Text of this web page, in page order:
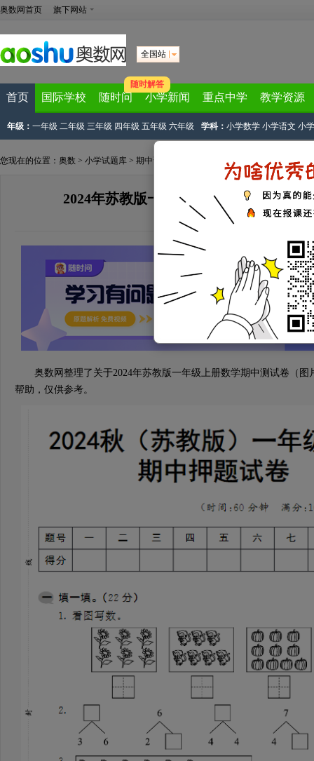
奥数网首页 旗下网站
全国站
首页 国际学校 随时问
随时解答
小学新闻 重点中学 教学资源
年级： 一年级 二年级 三年级 四年级 五年级 六年级 学科： 小学数学 小学语文 小
您现在的位置： 奥数 > 小学试题库 > 期中试题 一年级数学期中上册>
2024年苏教版一年级上册数学期中测试
来源： 网络整理 2024-12-15 11:46:08
奥数网整理了关于2024年苏教版一年级上册数学期中测试卷（图
帮助，仅供参考。